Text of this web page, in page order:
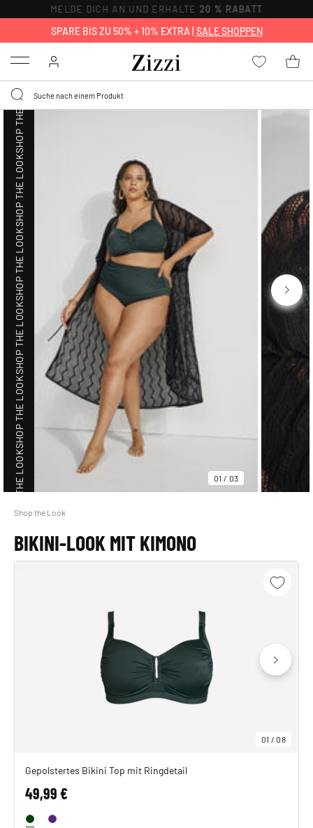
MELDE DICH AN UND ERHALTE 20 % RABATT
SPARE BIS ZU 50% + 10% EXTRA | SALE SHOPPEN
Menu
01 / 03
SHOP THE LOOK
SHOP THE LOOK
SHOP THE LOOK
SHOP THE LOOK
SHOP THE LOOK
SHOP THE LOOK
SHOP THE LOOK
SHOP THE LOOK
Shop the Look
BIKINI-LOOK MIT KIMONO
01 /08
Gepolstertes Bikini Top mit Ringdetail
49,99 €